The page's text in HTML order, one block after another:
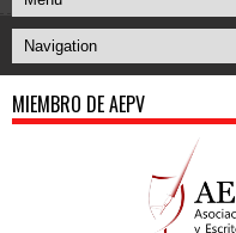
MIEMBRO DE AEPV